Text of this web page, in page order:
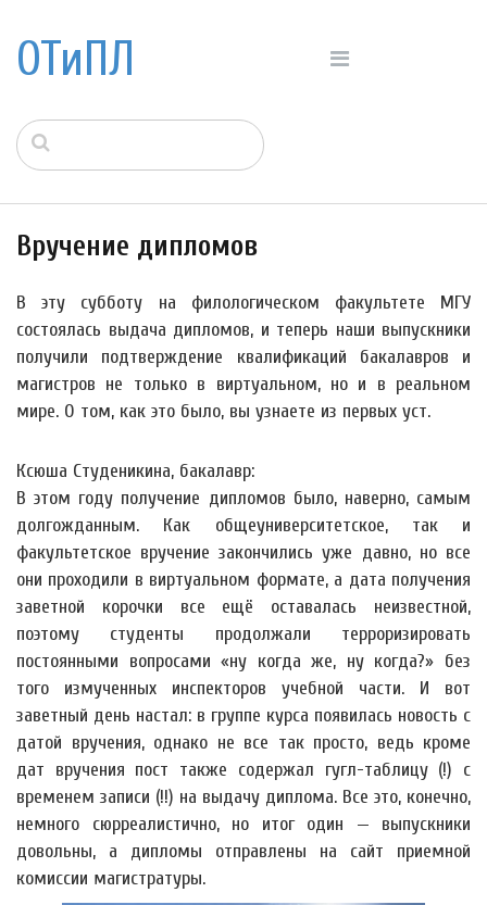
ОТиПЛ
Вручение дипломов
В эту субботу на филологическом факультете МГУ
состоялась выдача дипломов, и теперь наши выпускники
получили подтверждение квалификаций бакалавров и
магистров не только в виртуальном, но и в реальном
мире. О том, как это было, вы узнаете из первых уст.
Ксюша Студеникина, бакалавр:
В этом году получение дипломов было, наверно, самым
долгожданным. Как общеуниверситетское, так и
факультетское вручение закончились уже давно, но все
они проходили в виртуальном формате, а дата получения
заветной корочки все ещё оставалась неизвестной,
поэтому студенты продолжали терроризировать
постоянными вопросами «ну когда же, ну когда?» без
того измученных инспекторов учебной части. И вот
заветный день настал: в группе курса появилась новость с
датой вручения, однако не все так просто, ведь кроме
дат вручения пост также содержал гугл-таблицу (!) с
временем записи (!!) на выдачу диплома. Все это, конечно,
немного сюрреалистично, но итог один — выпускники
довольны, а дипломы отправлены на сайт приемной
комиссии магистратуры.